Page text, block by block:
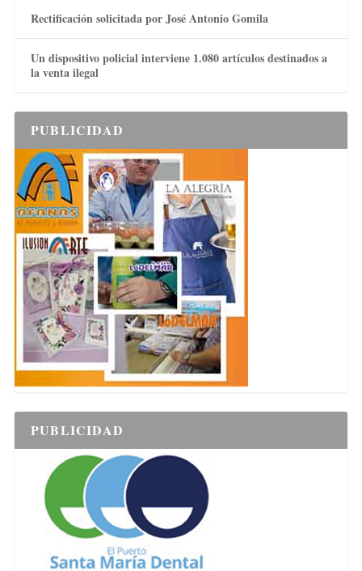
Rectificación solicitada por José Antonio Gomila
Un dispositivo policial interviene 1.080 artículos destinados a
la venta ilegal
PUBLICIDAD
PUBLICIDAD